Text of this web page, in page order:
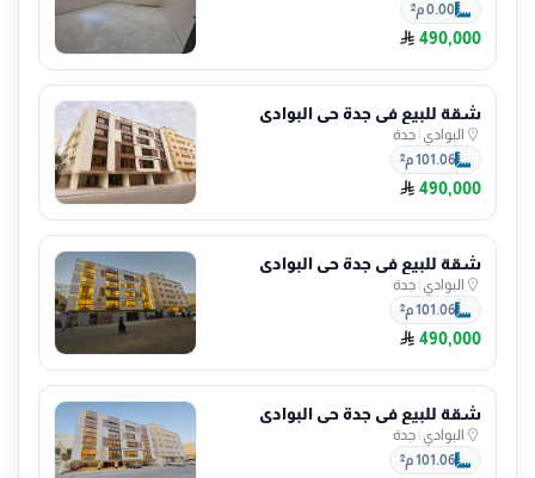
0.00 م²
490,000
شقة للبيع في جدة حي البوادي
البوادي| جدة
101.06 م²
490,000
شقة للبيع في جدة حي البوادي
البوادي| جدة
101.06 م²
490,000
شقة للبيع في جدة حي البوادي
البوادي| جدة
101.06 م²